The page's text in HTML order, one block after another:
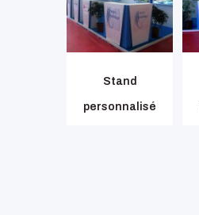
Stand
personnalisé